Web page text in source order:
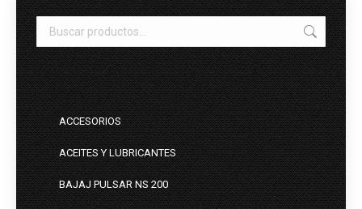
ACCESORIOS
ACEITES Y LUBRICANTES
BAJAJ PULSAR NS 200